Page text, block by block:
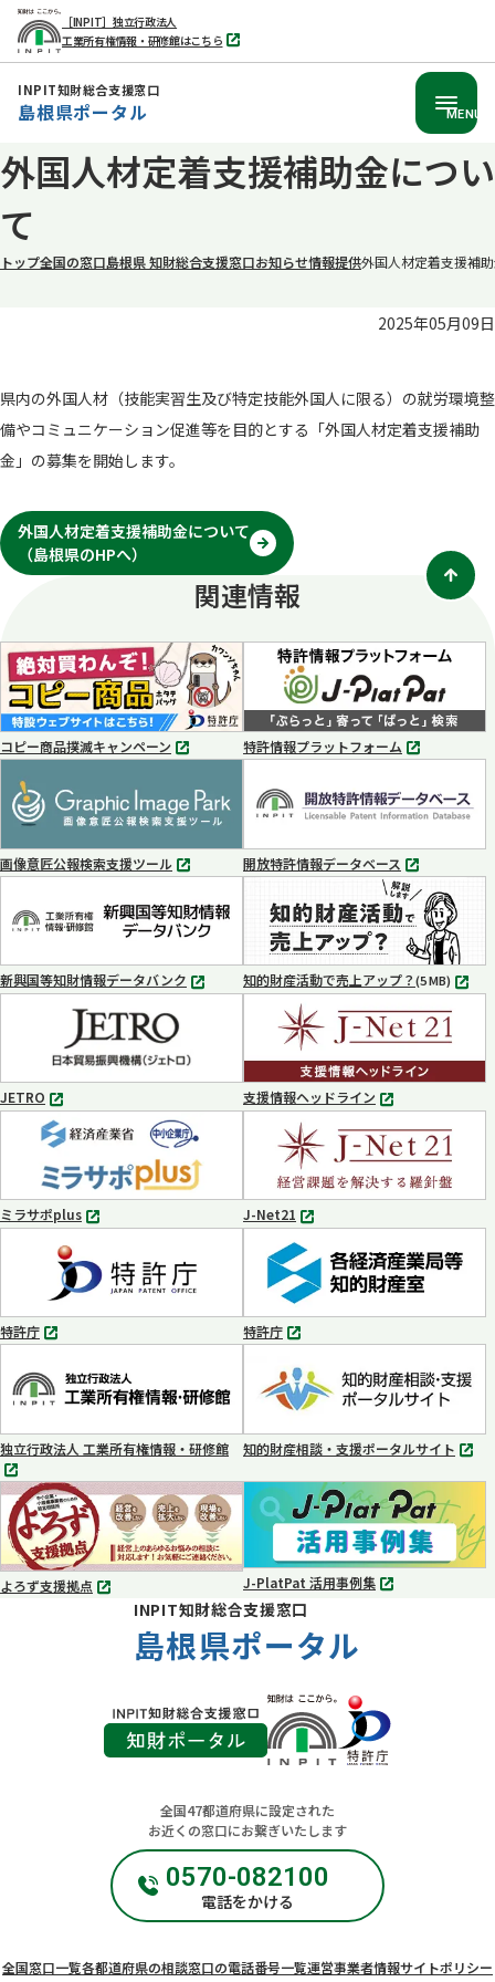
本
文
へ
［INPIT］独立行政法人
工業所有権情報・研修館はこちら
別
タ
INPIT知財総合支援窓口
島根県ポータル MENU
外国人材定着支援補助金につい
て
トップ全国の窓口島根県 知財総合支援窓口お知らせ情報提供外国人材定着支援補
2025年05月09日
県内の外国人材（技能実習生及び特定技能外国人に限る）の就労環境整
備やコミュニケーション促進等を目的とする「外国人材定着支援補助
金」の募集を開始します。
外国人材定着支援補助金について
（島根県のHPへ）
別
タ
ブ
で
く
関連情報
コピー商品撲滅キャンペーン
別
で
開
く
特許情報プラットフォーム
別
ブ
で
く
画像意匠公報検索支援ツール
別
ブ
で
く
開放特許情報データベース
別
タ
ブ
で
開
く
新興国等知財情報データバンク
別
開
く
知的財産活動で売上アップ？(5 MB) MP4
JETRO
別
タ
ブ
で
開
く
支援情報ヘッドライン
別
タ
ブ
で
開
く
ミラサポplus
別
ブ
で
開
く
J-Net21
別
タ
ブ
で
開
く
特許庁
別
ブ
で
く
特許庁
別
ブ
で
開
く
独立行政法人 工業所有権情報・研修館
別
タ
ブ
で
知的財産相談・支援ポータルサイト
別
タ
開
く
よろず支援拠点
別
J-PlatPat 活用事例集
別
INPIT知財総合支援窓口
島根県ポータル
全国47都道府県に設定された
お近くの窓口にお繋ぎいたします
0570-082100
電話をかける
全国窓口一覧各都道府県の相談窓口の電話番号一覧運営事業者情報サイトポリシー